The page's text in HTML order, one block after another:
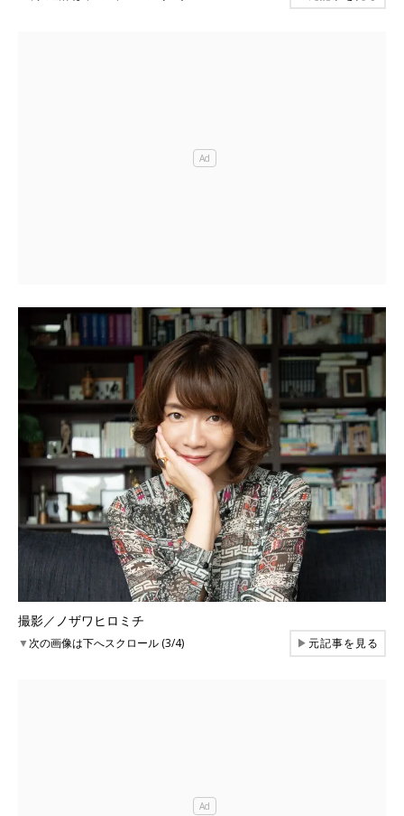
撮影／ノザワヒロミチ
▼次の画像は下へスクロール (3/4) ▶元記事を見る